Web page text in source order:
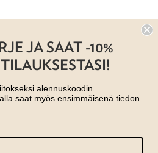
JA SAAT -10%
alennuskoodin
saat myös ensimmäisenä tiedon